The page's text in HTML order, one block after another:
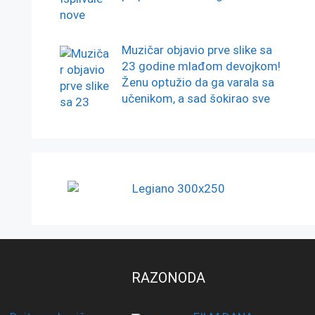
Muzičar objavio prve slike sa
23 godine mlađom devojkom!
Ženu optužio da ga varala sa
učenikom, a sad šokirao sve
RAZONODA